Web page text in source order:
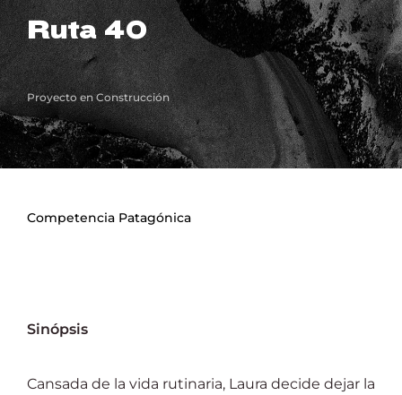
Ruta 40
Proyecto en Construcción
Competencia Patagónica
Sinópsis
Cansada de la vida rutinaria, Laura decide dejar la